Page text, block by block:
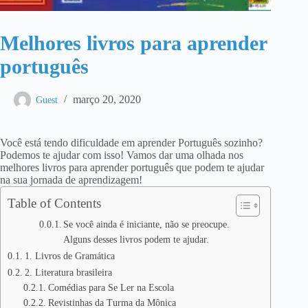
Melhores livros para aprender
português
Guest março 20, 2020
Você está tendo dificuldade em aprender Português sozinho?
Podemos te ajudar com isso! Vamos dar uma olhada nos
melhores livros para aprender português que podem te ajudar
na sua jornada de aprendizagem!
Table of Contents
Se você ainda é iniciante, não se preocupe.
Alguns desses livros podem te ajudar.
1. Livros de Gramática
2. Literatura brasileira
Comédias para Se Ler na Escola
Revistinhas da Turma da Mônica